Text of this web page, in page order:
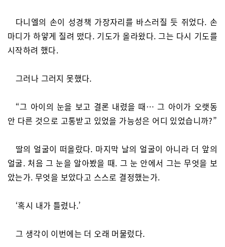
다니엘의 손이 성경책 가장자리를 바스러질 듯 쥐었다. 손
마디가 하얗게 질려 떴다. 기도가 올라왔다. 그는 다시 기도를
시작하려 했다.
그러나 그러지 못했다.
“그 아이의 눈을 보고 결론 내렸을 때… 그 아이가 오랫동
안 다른 것으로 고통받고 있었을 가능성은 어디 있었습니까?”
딸의 얼굴이 떠올랐다. 마지막 날의 얼굴이 아니라 더 앞의
얼굴. 처음 그 눈을 알아봤을 때. 그 눈 안에서 그는 무엇을 보
았는가. 무엇을 보았다고 스스로 결정했는가.
‘혹시 내가 틀렸나.’
그 생각이 이번에는 더 오래 머물렀다.